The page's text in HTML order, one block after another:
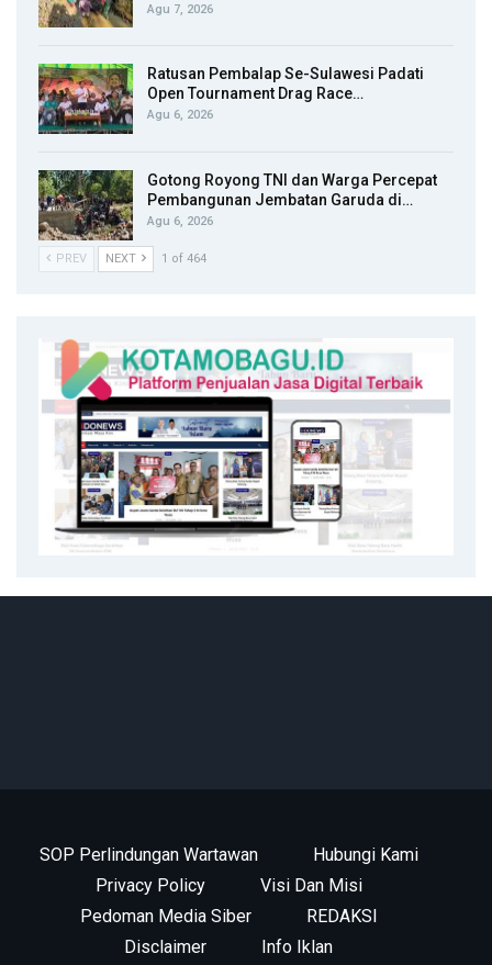
Agu 7, 2026
Ratusan Pembalap Se-Sulawesi Padati
Open Tournament Drag Race…
Agu 6, 2026
Gotong Royong TNI dan Warga Percepat
Pembangunan Jembatan Garuda di…
Agu 6, 2026
PREV NEXT 1 of 464
SOP Perlindungan Wartawan
Hubungi Kami
Privacy Policy
Visi Dan Misi
Pedoman Media Siber
REDAKSI
Disclaimer
Info Iklan